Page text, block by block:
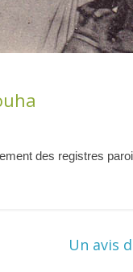
des registres
Un avis